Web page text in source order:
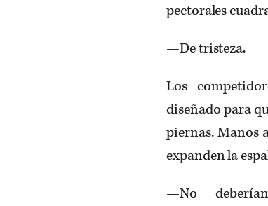
pectorales
—De tristeza.
Los
diseñado para
piernas. Manos
expanden la
—No